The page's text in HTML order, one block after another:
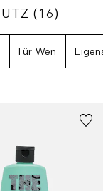
16
(16)
Für Wen